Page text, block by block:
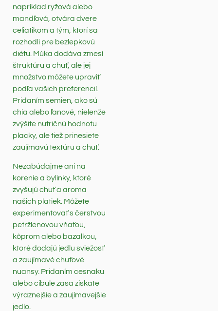
napríklad ryžová alebo
mandľová, otvára dvere
celiatikom a tým, ktorí sa
rozhodli pre bezlepkovú
diétu. Múka dodáva zmesí
štruktúru a chuť, ale jej
množstvo môžete upraviť
podľa vašich preferencií.
Pridaním semien, ako sú
chia alebo ľanové, nielenže
zvýšite nutričnú hodnotu
placky, ale tiež prinesiete
zaujímavú textúru a chuť.
Nezabúdajme ani na
korenie a bylinky, ktoré
zvyšujú chuť a aroma
našich platiek. Môžete
experimentovať s čerstvou
petržlenovou vňaťou,
kôprom alebo bazalkou,
ktoré dodajú jedlu sviežosť
a zaujímavé chuťové
nuansy. Pridaním cesnaku
alebo cibule zasa získate
výraznejšie a zaujímavejšie
jedlo.